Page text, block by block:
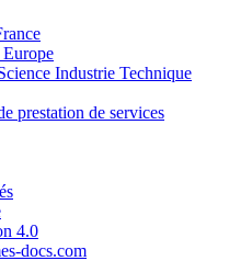
Industrie Technique
prestation de services
4.0
docs.com